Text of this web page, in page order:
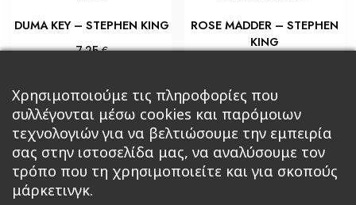
DUMA KEY – STEPHEN KING
7,25€
ROSE MADDER – STEPHEN
KING
Προσθήκη στο καλάθι
Χρησιμοποιούμε τις πληροφορίες που
συλλέγονται μέσω cookies και παρόμοιων
τεχνολογιών για να βελτιώσουμε την εμπειρία
σας στην ιστοσελίδα μας, να αναλύσουμε τον
τρόπο που τη χρησιμοποιείτε και για σκοπούς
μάρκετινγκ.